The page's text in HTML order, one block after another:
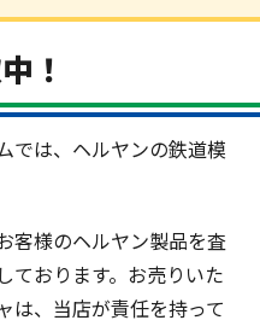
！
では、ヘルヤンの鉄道模
客様のヘルヤン製品を査
ております。お売りいた
は、当店が責任を持って